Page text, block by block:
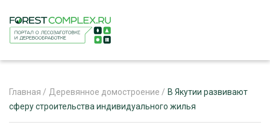
Главная / Деревянное домостроение / В Якутии развивают
сферу строительства индивидуального жилья